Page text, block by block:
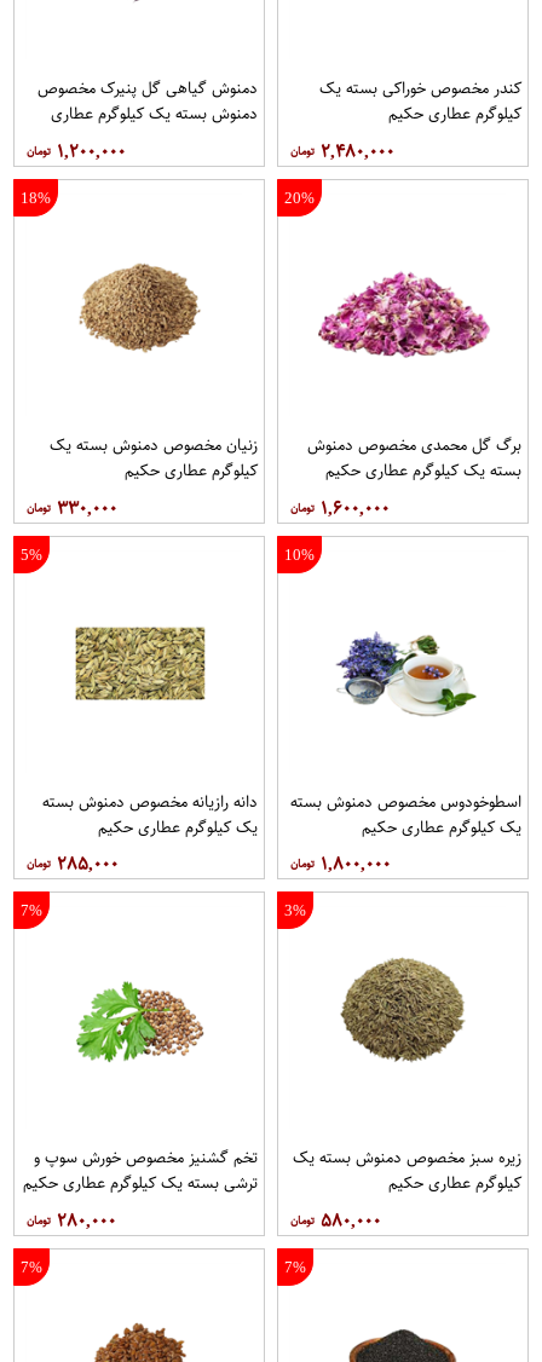
کندر مخصوص خوراکی بسته یک
کیلوگرم عطاری حکیم
۲,۴۸۰,۰۰۰
دمنوش گیاهی گل پنیرک مخصوص
دمنوش بسته یک کیلوگرم عطاری
۱,۲۰۰,۰۰۰
20%
برگ گل محمدی مخصوص دمنوش
بسته یک کیلوگرم عطاری حکیم
۱,۶۰۰,۰۰۰
18%
زنیان مخصوص دمنوش بسته یک
کیلوگرم عطاری حکیم
۳۳۰,۰۰۰
10%
اسطوخودوس مخصوص دمنوش بسته
یک کیلوگرم عطاری حکیم
۱,۸۰۰,۰۰۰
5%
دانه رازیانه مخصوص دمنوش بسته
یک کیلوگرم عطاری حکیم
۲۸۵,۰۰۰
3%
زیره سبز مخصوص دمنوش بسته یک
کیلوگرم عطاری حکیم
۵۸۰,۰۰۰
7%
تخم گشنیز مخصوص خورش سوپ و
ترشی بسته یک کیلوگرم عطاری حکیم
۲۸۰,۰۰۰
7%
7%